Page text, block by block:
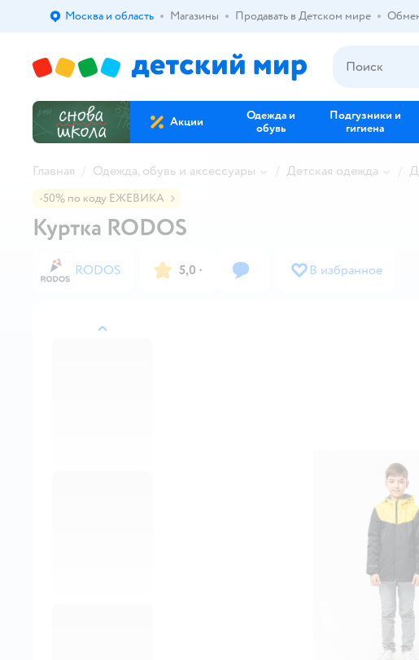
Выбор адреса доставки.
Москва и область Магазины Продавать в Детском мире
Акции
Одежда и
обувь
Подгузники и
гигиена
Главная Одежда, обувь и аксессуары Детская одежда
назад
-50% по коду ЕЖЕВИКА
Куртка RODOS
RODOS 5,0 · В избранное